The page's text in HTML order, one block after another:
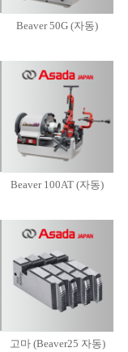
Beaver 50G (자동)
Beaver 100AT (자동)
고마 (Beaver25 자동)